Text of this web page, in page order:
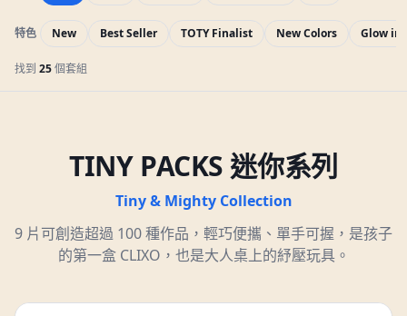
特色 New Best Seller TOTY Finalist New Colors Glow in
找到 25個套組
TINY PACKS 迷你系列
Tiny & Mighty Collection
9 片可創造超過 100 種作品，輕巧便攜、單手可握，是孩子
的第一盒 CLIXO，也是大人桌上的紓壓玩具。